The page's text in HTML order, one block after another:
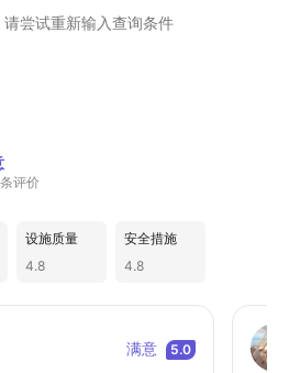
尝试重新输入查询条件
评价
设施质量
4.8
安全措施
4.8
满意 5.0